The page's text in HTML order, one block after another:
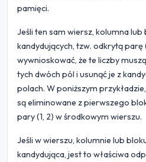
pamięci.
Jeśli ten sam wiersz, kolumna
kandydujących, tzw. odkrytą
wywnioskować, że te liczby
tych dwóch pól i usunąć je z
polach. W poniższym
są eliminowane z pierwszego
pary (1, 2) w środkowym wierszu.
Jeśli w wierszu, kolumnie lub
kandydująca, jest to właściwa